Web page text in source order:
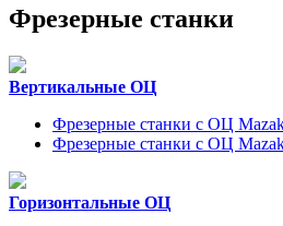
Фрезерные станки
Вертикальные ОЦ
Фрезерные станки с ОЦ
Фрезерные станки с ОЦ
Горизонтальные ОЦ